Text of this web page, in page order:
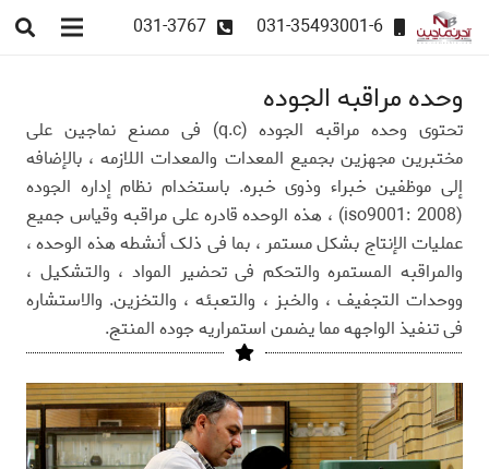
031-35493001-6
031-3767
وحده مراقبه الجوده
تحتوی وحده مراقبه الجوده (q.c) فی مصنع نماجین على
مختبرین مجهزین بجمیع المعدات والمعدات اللازمه ، بالإضافه
إلى موظفین خبراء وذوی خبره. باستخدام نظام إداره الجوده
(iso9001: 2008) ، هذه الوحده قادره على مراقبه وقیاس جمیع
عملیات الإنتاج بشکل مستمر ، بما فی ذلک أنشطه هذه الوحده ،
والمراقبه المستمره والتحکم فی تحضیر المواد ، والتشکیل ،
ووحدات التجفیف ، والخبز ، والتعبئه ، والتخزین. والاستشاره
فی تنفیذ الواجهه مما یضمن استمراریه جوده المنتج.